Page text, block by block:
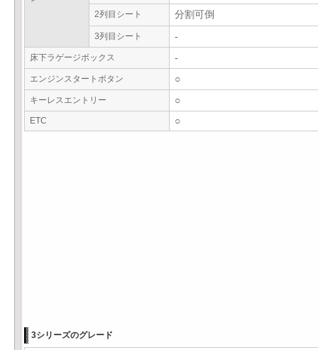
2列目シート
分割可倒
3列目シート -
床下ラゲージボックス -
エンジンスタートボタン ○
キーレスエントリー ○
ETC ○
3シリーズのグレード